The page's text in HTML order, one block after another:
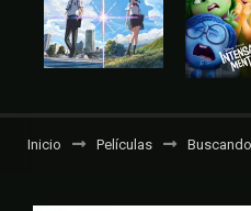
Inicio Películas